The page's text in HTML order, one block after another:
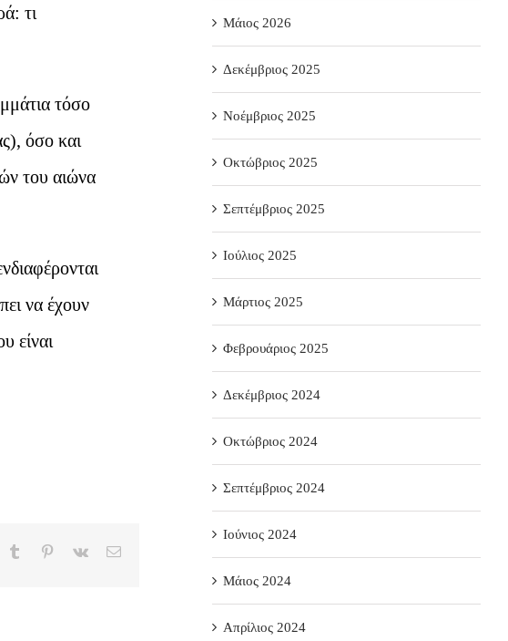
τι
τόσο
όσο και
του αιώνα
να έχουν
είναι
Tumblr Pinterest
Vk Email
Μάιος 2026
Δεκέμβριος 2025
Νοέμβριος 2025
Οκτώβριος 2025
Σεπτέμβριος 2025
Ιούλιος 2025
Μάρτιος 2025
Φεβρουάριος 2025
Δεκέμβριος 2024
Οκτώβριος 2024
Σεπτέμβριος 2024
Ιούνιος 2024
Μάιος 2024
Απρίλιος 2024